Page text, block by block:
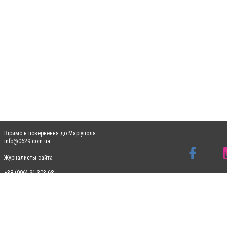
Віримо в повернення до Маріуполя
info@0629.com.ua
Журналисты сайта
+38 (096) 91 303 68